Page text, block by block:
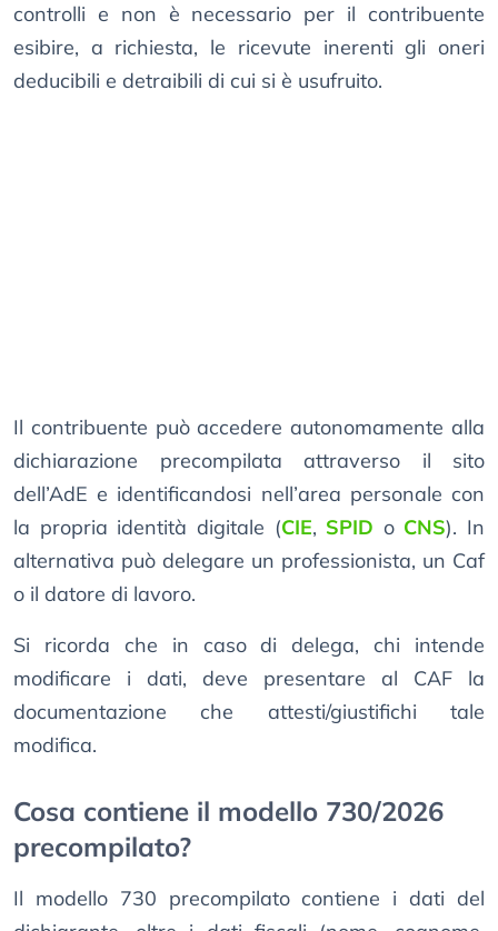
controlli e non è necessario per il contribuente
esibire, a richiesta, le ricevute inerenti gli oneri
deducibili e detraibili di cui si è usufruito.
Il contribuente può accedere autonomamente alla
dichiarazione precompilata attraverso il sito
dell’AdE e identificandosi nell’area personale con
la propria identità digitale (CIE, SPID o CNS). In
alternativa può delegare un professionista, un Caf
o il datore di lavoro.
Si ricorda che in caso di delega, chi intende
modificare i dati, deve presentare al CAF la
documentazione che attesti/giustifichi tale
modifica.
Cosa contiene il modello 730/2026
precompilato?
Il modello 730 precompilato contiene i dati del